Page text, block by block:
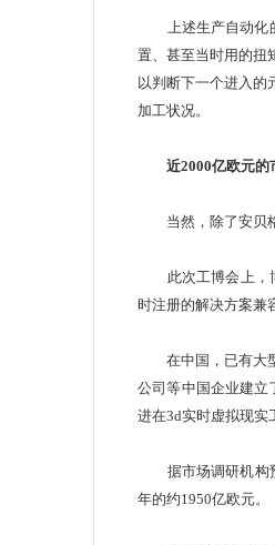
上述生产自动化的
置、甚至当时用的扭
以判断下一个进入的
加工状况。
近2000亿欧元
当然，除了安贝格
此次工博会上，博
时注册的解决方案
在中国，已有大型
公司等中国企业建立
进在3d实时虚拟现实
据市场调研机构预
年的约1950亿欧